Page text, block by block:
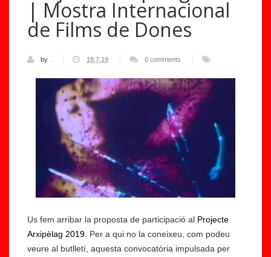
| Mostra Internacional
de Films de Dones
by 18.7.19 0 comments
Us fem arribar la proposta de participació al Projecte
Arxipèlag 2019 . Per a qui no la coneixeu, com podeu
veure al butlletí, aquesta convocatòria impulsada per